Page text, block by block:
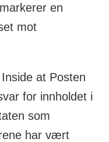
en
mot
at Posten
for innholdet i
som
har vært